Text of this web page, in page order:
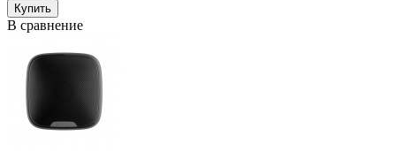
В сравнение